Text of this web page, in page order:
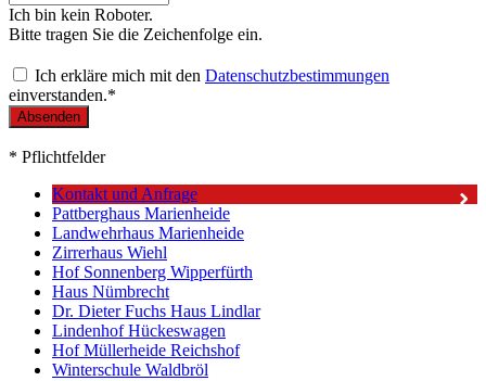
Ich bin kein Roboter.
Bitte tragen Sie die Zeichenfolge ein.
Ich erkläre mich mit den Datenschutzbestimmungen
einverstanden.*
* Pflichtfelder
Kontakt und Anfrage
Pattberghaus Marienheide
Landwehrhaus Marienheide
Zirrerhaus Wiehl
Hof Sonnenberg Wipperfürth
Haus Nümbrecht
Dr. Dieter Fuchs Haus Lindlar
Lindenhof Hückeswagen
Hof Müllerheide Reichshof
Winterschule Waldbröl